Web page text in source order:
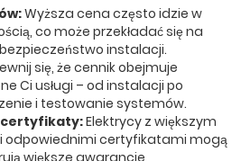
Wyższa cena często idzie w
co może przekładać się na
bezpieczeństwo instalacji.
się, że cennik obejmuje
Ci usługi – od instalacji po
i testowanie systemów.
certyfikaty:Elektrycy z większym
odpowiednimi certyfikatami mogą
większe gwarancje